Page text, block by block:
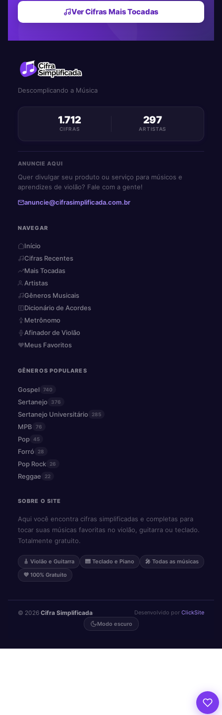
Ver Cifras Mais Tocadas
Descomplicando a Música
1.712
CIFRAS
297
ARTISTAS
ANUNCIE AQUI
Quer divulgar seu produto ou serviço para músicos e
aprendizes de violão? Fale com a gente!
anuncie@cifrasimplificada.com.br
NAVEGAR
Início
Cifras Recentes
Mais Tocadas
Artistas
Gêneros Musicais
Dicionário de Acordes
Metrônomo
Afinador de Violão
Meus Favoritos
GÊNEROS POPULARES
Gospel 740
Sertanejo 376
Sertanejo Universitário 285
MPB 76
Pop 45
Forró 28
Pop Rock 26
Reggae 22
SOBRE O SITE
Aqui você encontra cifras simplificadas e completas para
tocar suas músicas favoritas no violão, guitarra ou teclado.
Totalmente gratuito.
🎸 Violão e Guitarra 🎹 Teclado e Piano
🎤 Todas as músicas
💜 100% Gratuito
© 2026 Cifra Simplificada· Desenvolvido por ClickSite
Modo escuro